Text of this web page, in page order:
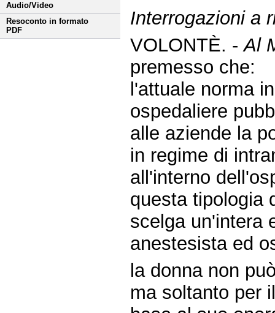
Audio/Video
Resoconto in formato
PDF
Interrogazioni a
VOLONTÈ. -Al
premesso che:
l'attuale norma
ospedaliere
alle aziende la
in regime di
all'interno
questa tipologia
scelga un'intera
anestesista ed
la donna non
ma soltanto per